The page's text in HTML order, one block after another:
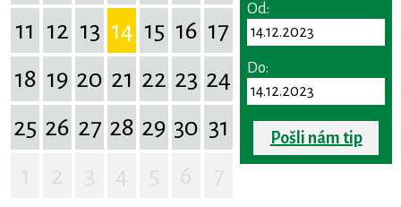
11 12 13 14 15 16 17
18 19 20 21 22 23 24
25 26 27 28 29 30 31
Od:
Do:
Pošli nám tip